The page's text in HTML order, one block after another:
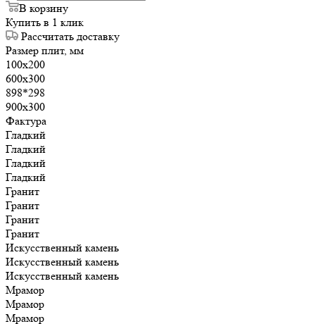
В корзину
Купить в 1 клик
Рассчитать доставку
Размер плит, мм
100х200
600х300
898*298
900х300
Фактура
Гладкий
Гладкий
Гладкий
Гладкий
Гранит
Гранит
Гранит
Гранит
Искусственный камень
Искусственный камень
Искусственный камень
Мрамор
Мрамор
Мрамор